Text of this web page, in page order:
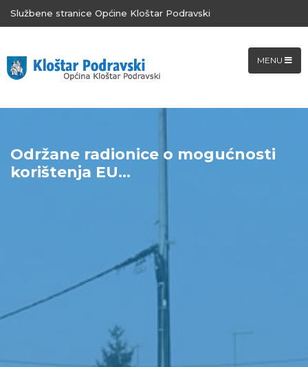
Službene stranice Općine Kloštar Podravski
MENU
Održane radionice o mogućnosti
korištenja EU...